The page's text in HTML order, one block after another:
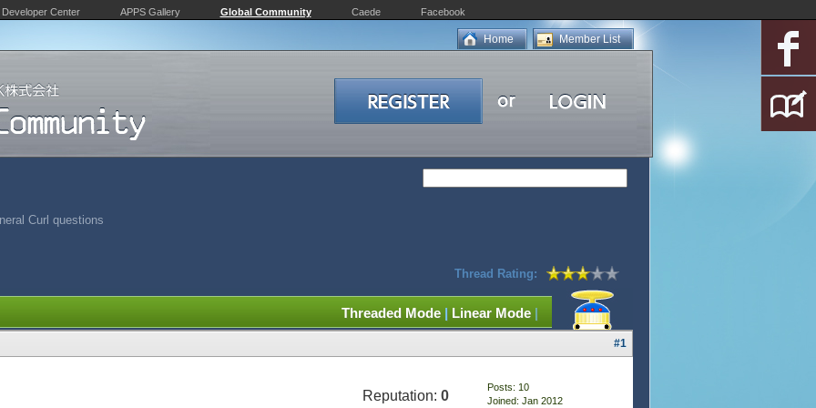
Developer Center APPS Gallery Global Community Caede Facebook
Member List
Home
Curl questions
Thread Rating:
Threaded Mode | Linear Mode |
#1
Reputation: 0
Posts: 10
Joined: Jan 2012